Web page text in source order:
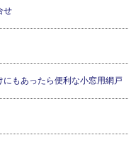
せ
もあったら便利な小窓用網戸